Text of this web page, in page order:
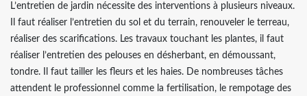
L’entretien de jardin nécessite des interventions à plusieurs niveaux.
Il faut réaliser l’entretien du sol et du terrain, renouveler le terreau,
réaliser des scarifications. Les travaux touchant les plantes, il faut
réaliser l’entretien des pelouses en désherbant, en démoussant,
tondre. Il faut tailler les fleurs et les haies. De nombreuses tâches
attendent le professionnel comme la fertilisation, le rempotage des